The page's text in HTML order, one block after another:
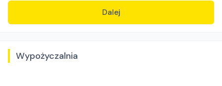
Dalej
Wypożyczalnia